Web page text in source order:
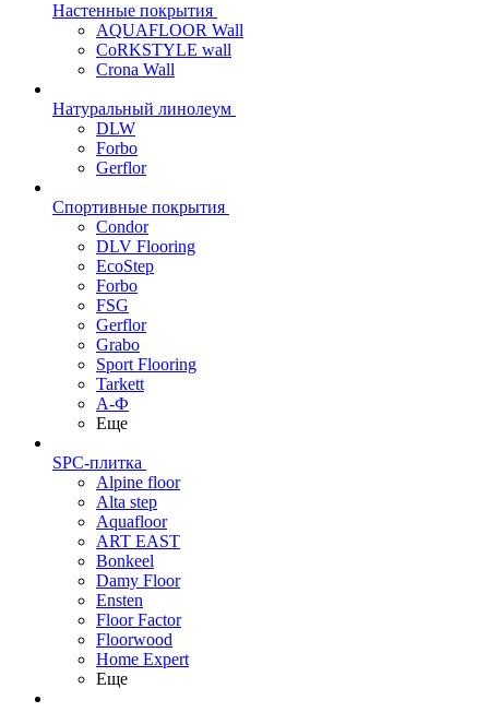
Настенные покрытия
AQUAFLOOR Wall
CoRKSTYLE wall
Crona Wall
Натуральный линолеум
DLW
Forbo
Gerflor
Спортивные покрытия
Condor
DLV Flooring
EcoStep
Forbo
FSG
Gerflor
Grabo
Sport Flooring
Tarkett
А-Ф
Еще
SPC-плитка
Alpine floor
Alta step
Aquafloor
ART EAST
Bonkeel
Damy Floor
Ensten
Floor Factor
Floorwood
Home Expert
Еще